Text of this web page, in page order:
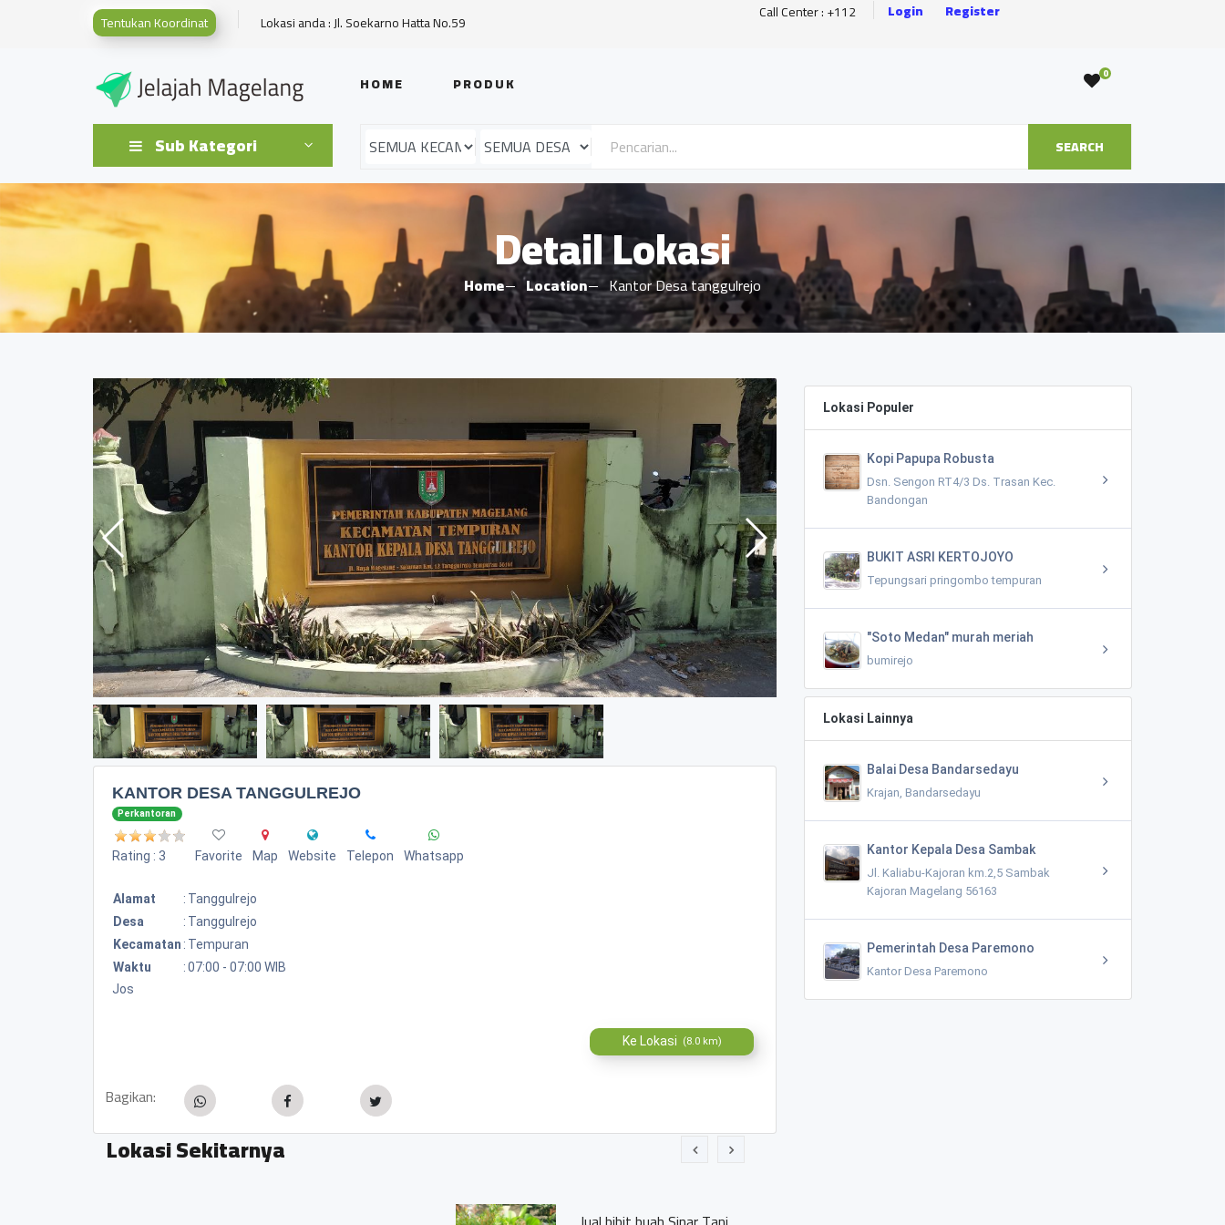
Tentukan Koordinat Lokasi anda : Jl. Soekarno Hatta No.59 Call Center : +112 Login Register
HOME PRODUK 0
Sub Kategori SEARCH
Detail Lokasi
Home Location Kantor Desa tanggulrejo
KANTOR DESA TANGGULREJO
Perkantoran
Rating : 3 Favorite Map Website Telepon Whatsapp
Alamat : Tanggulrejo
Desa
: Tanggulrejo
Kecamatan : Tempuran
Waktu
:07:00 - 07:00 WIB
Jos
Ke Lokasi (8.0 km)
Bagikan:
Lokasi Sekitarnya
Lokasi Populer
Kopi Papupa Robusta
Dsn. Sengon RT4/3 Ds. Trasan Kec.
Bandongan
BUKIT ASRI KERTOJOYO
Tepungsari pringombo tempuran
"Soto Medan" murah meriah
bumirejo
Lokasi Lainnya
Balai Desa Bandarsedayu
Krajan, Bandarsedayu
Kantor Kepala Desa Sambak
Jl. Kaliabu-Kajoran km.2,5 Sambak
Kajoran Magelang 56163
Pemerintah Desa Paremono
Kantor Desa Paremono